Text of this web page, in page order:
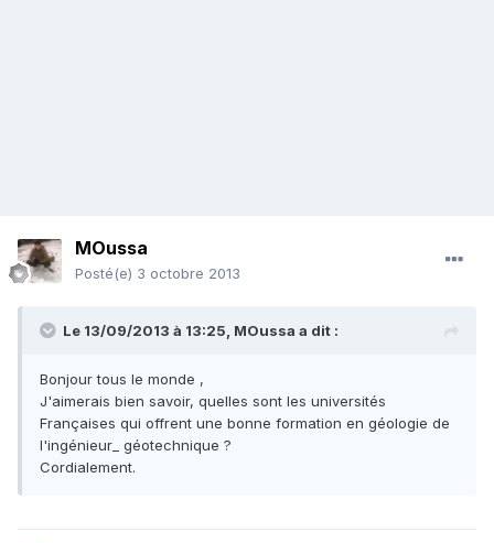
MOussa
Posté(e) 3 octobre 2013
Le 13/09/2013 à 13:25, MOussa a dit :
Bonjour tous le monde ,
J'aimerais bien savoir, quelles sont les universités
Françaises qui offrent une bonne formation en géologie de
l'ingénieur_ géotechnique ?
Cordialement.